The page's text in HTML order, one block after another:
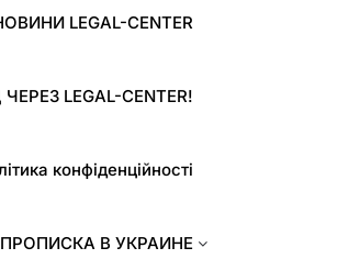
LEGAL-CENTER
LEGAL-CENTER!
конфіденційності
ПРОПИСКА В УКРАИНЕ